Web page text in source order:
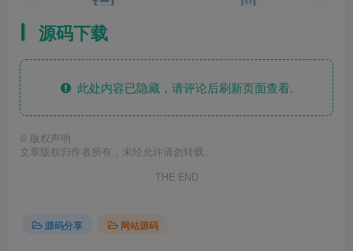
源码下载
此处内容已隐藏，请评论后刷新页面查看.
© 版权声明
文章版权归作者所有，未经允许请勿转载。
THE END
源码分享 网站源码